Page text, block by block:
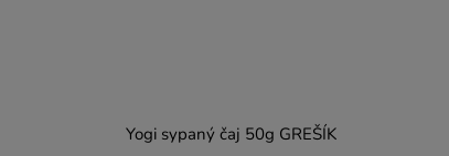
Yogi sypaný čaj 50g GREŠÍK